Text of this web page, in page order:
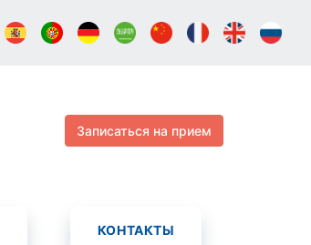
Записаться на прием
КОНТАКТЫ